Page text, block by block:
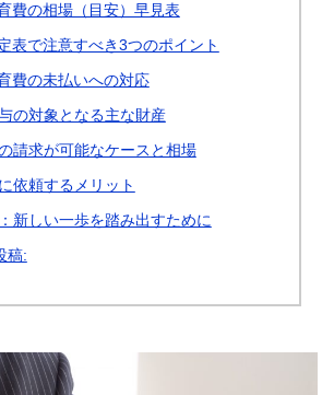
費の相場（目安）早見表
表で注意すべき3つのポイント
費の未払いへの対応
の対象となる主な財産
請求が可能なケースと相場
依頼するメリット
新しい一歩を踏み出すために
稿: